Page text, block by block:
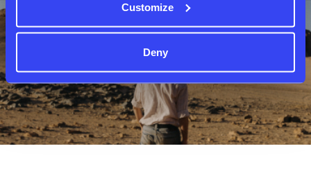
Customize
Deny